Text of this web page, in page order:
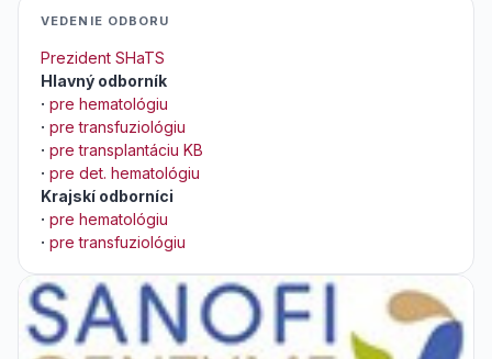
VEDENIE ODBORU
Prezident SHaTS
Hlavný odborník
· pre hematológiu
· pre transfuziológiu
· pre transplantáciu KB
· pre det. hematológiu
Krajskí odborníci
· pre hematológiu
· pre transfuziológiu